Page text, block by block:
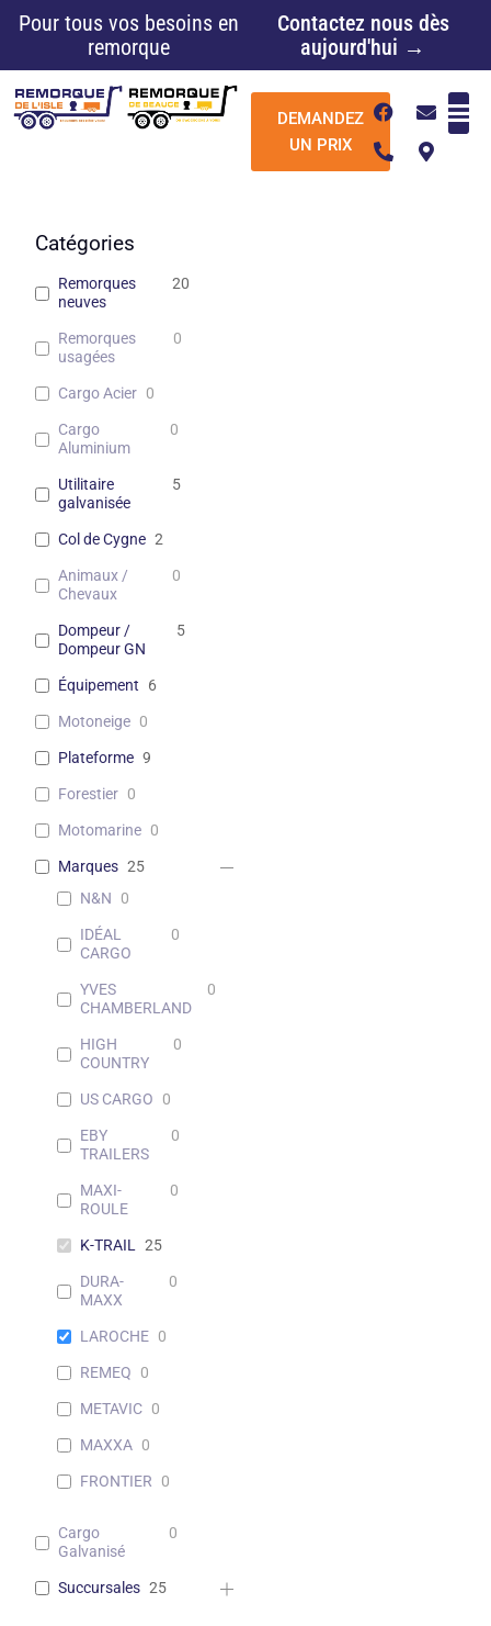
Pour tous vos besoins en
remorque
Contactez nous dès
aujourd'hui →
DEMANDEZ
UN PRIX
F
a
e
E
n
v
e
P
h
n
M
a
p
-
Catégories
Remorques
neuves
20
Remorques
usagées
0
Cargo Acier 0
Cargo
Aluminium
0
Utilitaire
galvanisée
5
Col de Cygne 2
Animaux /
Chevaux
0
Dompeur /
Dompeur GN
5
Équipement 6
Motoneige 0
Plateforme 9
Forestier 0
Motomarine 0
Marques 25
N&N
0
IDÉAL
CARGO
0
YVES
CHAMBERLAND
0
HIGH
COUNTRY
0
US CARGO 0
EBY
TRAILERS
0
MAXI-
ROULE
0
K-TRAIL 25
DURA-
MAXX
0
LAROCHE 0
REMEQ 0
METAVIC 0
MAXXA 0
FRONTIER 0
Cargo
Galvanisé
0
Succursales 25